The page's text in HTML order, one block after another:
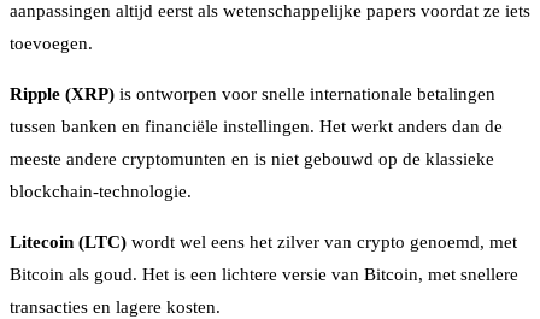
aanpassingen altijd eerst als wetenschappelijke papers voordat ze iets
toevoegen.
Ripple (XRP) is ontworpen voor snelle internationale betalingen
tussen banken en financiële instellingen. Het werkt anders dan de
meeste andere cryptomunten en is niet gebouwd op de klassieke
blockchain-technologie.
Litecoin (LTC) wordt wel eens het zilver van crypto genoemd, met
Bitcoin als goud. Het is een lichtere versie van Bitcoin, met snellere
transacties en lagere kosten.